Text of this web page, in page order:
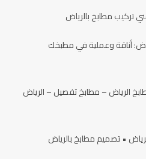
تركيب مطابخ بالرياض
أناقة وعملية في مطبخك
الرياض – مطابخ تفصيل – الرياض
• تصميم مطابخ بالرياض